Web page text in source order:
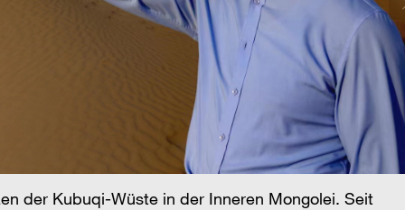
der Kubuqi-Wüste in der Inneren Mongolei. Seit